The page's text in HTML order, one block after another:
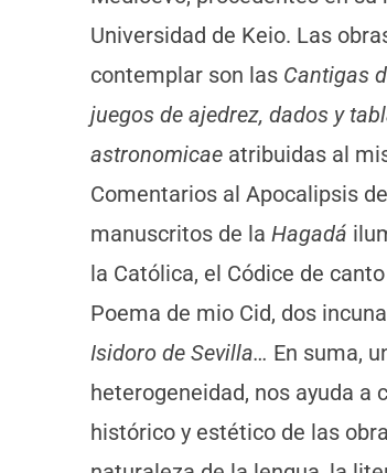
Universidad de Keio. Las
contemplar son las Cantigas
juegos de ajedrez, dados y
astronomicae atribuidas al
Comentarios al Apocalipsis
manuscritos de la Hagadá
la Católica, el Códice de
Poema de mio Cid, dos
Isidoro de Sevilla… En suma,
heterogeneidad, nos ayuda a
histórico y estético de las